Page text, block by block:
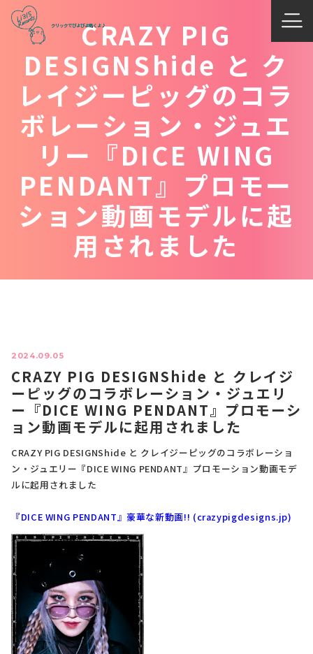
CRAZY PIG
DESIGNShide と ク
レイジーピッグのコラ
ボレーション・ジュエ
リー『DICE WING
PENDANT』プロモー
ション動画モデルに起
用されました
2024.09.05
CRAZY PIG DESIGNShide と クレイジ
ーピッグのコラボレーション・ジュエリ
ー『DICE WING PENDANT』プロモーシ
ョン動画モデルに起用されました
CRAZY PIG DESIGNShide と クレイジーピッグのコラボレーショ
ン・ジュエリー『DICE WING PENDANT』プロモーション動画モデ
ルに起用されました
『DICE WING PENDANT』豪華な新動画!! (crazypigdesigns.jp)